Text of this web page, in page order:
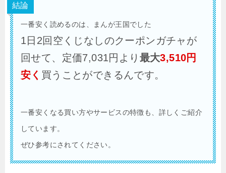
結論
一番安く読めるのは、まんが王国でした
1日2回空くじなしのクーポンガチャが
回せて、定価7,031円より 最大3,510円
安く 買うことができるんです。
一番安くなる買い方やサービスの特徴も、詳しくご紹介
しています。
ぜひ参考にされてください。